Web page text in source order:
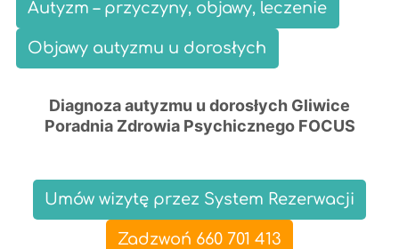
Autyzm – przyczyny, objawy, leczenie
Objawy autyzmu u dorosłych
Diagnoza autyzmu u dorosłych Gliwice
Poradnia Zdrowia Psychicznego FOCUS
Umów wizytę przez System Rezerwacji
Zadzwoń 660 701 413